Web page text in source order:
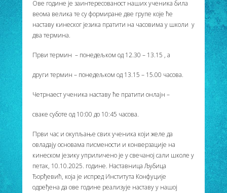
Ове године је заинтересованост наших ученика била
веома велика те су формиране две групе које ће
наставу кинеског језика пратити на часовима у школи у
два термина.
Први термин – понедељком од 12.30 – 13.15 , а
други термин – понедељком од 13.15 – 15.00 часова.
Четрнаест ученика наставу ће пратити онлајн –
сваке суботе од 10:00 до 10:45 часова.
Први час и окупљање свих ученика који желе да
овладају основама писмености и конверзације на
кинеском језику уприличено је у свечаној сали школе у
петак, 10.10.2025. године. Наставница Љубица
Ђорђевић, која је испред Института Конфуције
одређена да ове године реализује наставу у нашој